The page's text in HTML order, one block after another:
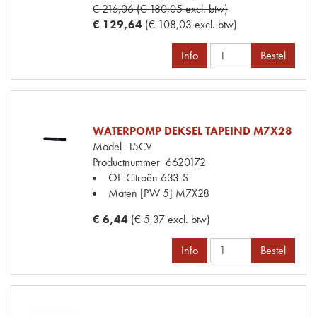
€ 216,06 (€ 180,05 excl. btw)
€ 129,64 (€ 108,03 excl. btw)
Info Bestel
WATERPOMP DEKSEL TAPEIND M7X28
Model 15CV
Productnummer 6620172
OE Citroën 633-S
Maten [PW 5] M7X28
€ 6,44 (€ 5,37 excl. btw)
Info Bestel